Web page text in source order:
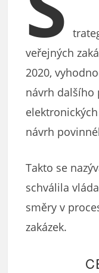
veřejných
2020,
návrh dalšího
návrh
Takto se
schválila
směry v
zakázek.